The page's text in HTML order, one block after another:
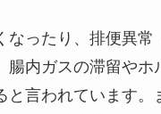
なったり、排便異常
腸内ガスの滞留やホ
と言われています。